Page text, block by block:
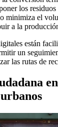
los
minimiza el
a la
están
un
las rutas de